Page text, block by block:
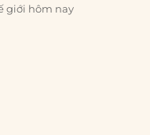
giới hôm nay